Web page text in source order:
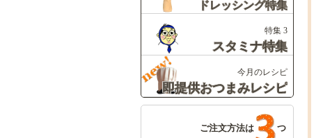
ドレッシング特集
特集 3
スタミナ特集
今月のレシピ
即提供おつまみレシピ
ご注文方法は つ